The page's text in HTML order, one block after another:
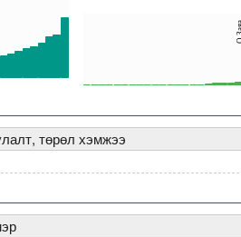
төрөл хэмжээ